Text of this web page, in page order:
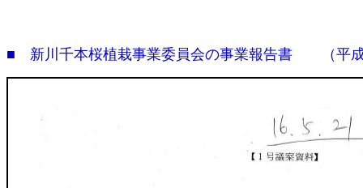
■ 新川千本桜植栽事業委員会の事業報告書 （平成